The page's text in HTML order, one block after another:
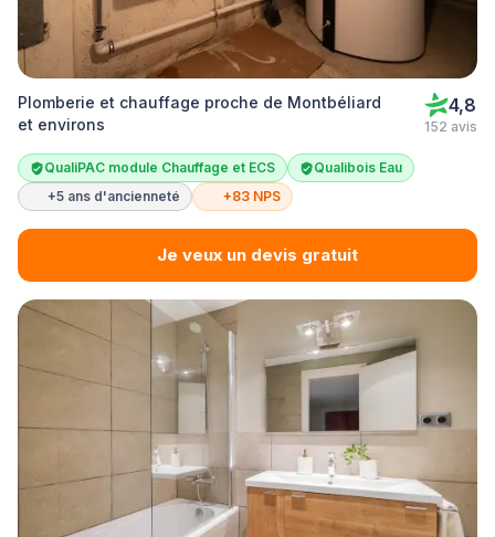
Plomberie et chauffage proche de Montbéliard
et environs
4,8
152 avis
QualiPAC module Chauffage et ECS
Qualibois Eau
+5 ans d'ancienneté
+83 NPS
Je veux un devis gratuit